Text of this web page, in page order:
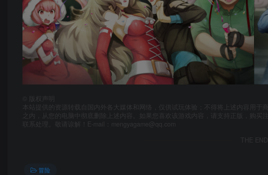
版权声明
本站提供的资源转载自国内外各大媒体和网络，仅供试玩体验；不得将上述内容用于
之内，从您的电脑中彻底删除上述内容。如果您喜欢该游戏内容，请支持正版，购
联系处理。敬请谅解！E-mail：mengyagame@qq.com
THE END
冒险